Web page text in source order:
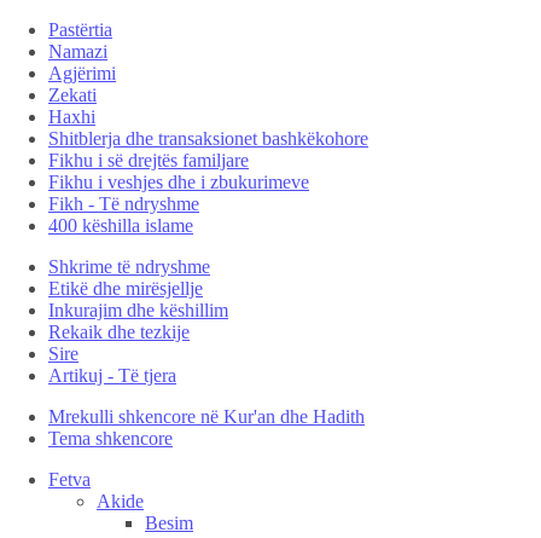
Pastërtia
Namazi
Agjërimi
Zekati
Haxhi
Shitblerja dhe transaksionet bashkëkohore
Fikhu i së drejtës familjare
Fikhu i veshjes dhe i zbukurimeve
Fikh - Të ndryshme
400 këshilla islame
Shkrime të ndryshme
Etikë dhe mirësjellje
Inkurajim dhe këshillim
Rekaik dhe tezkije
Sire
Artikuj - Të tjera
Mrekulli shkencore në Kur'an dhe Hadith
Tema shkencore
Fetva
Akide
Besim